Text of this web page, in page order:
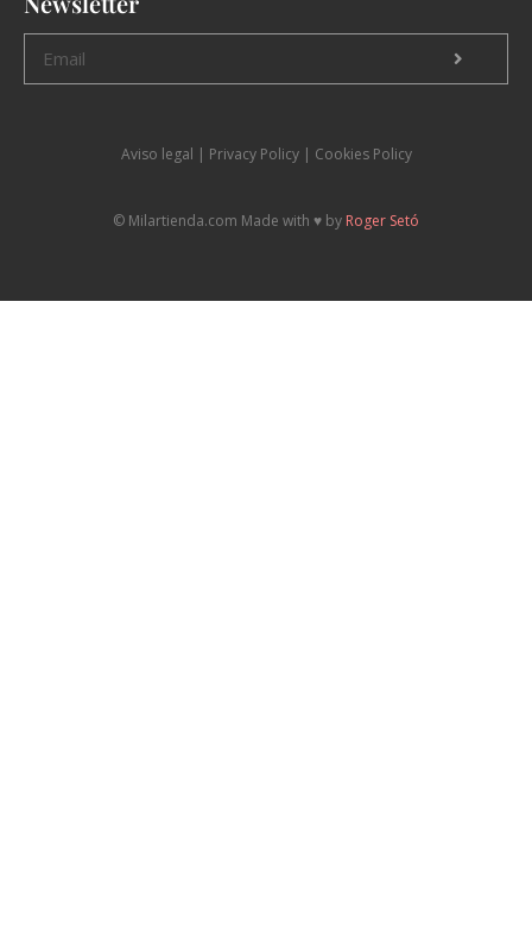
Aviso legal | Privacy Policy | Cookies Policy
© Milartienda.com Made with ♥️ by Roger Setó